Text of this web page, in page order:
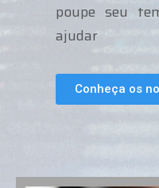
poupe seu
ajudar
Conheça os